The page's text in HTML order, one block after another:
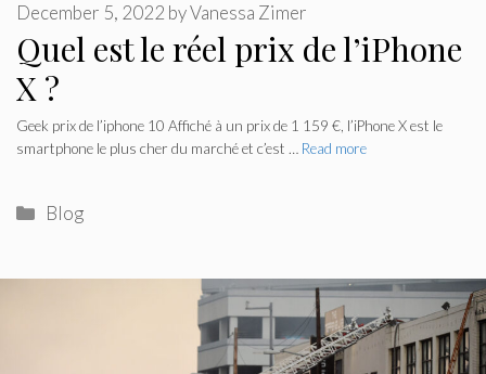
Quel est le réel prix de l’iPhone
X ?
December 5, 2022 byVanessa Zimer
Geek prix de l’iphone 10 Affiché à un prix de 1 159 €, l’iPhone X est le
smartphone le plus cher du marché et c’est … Read more
Categories
Blog